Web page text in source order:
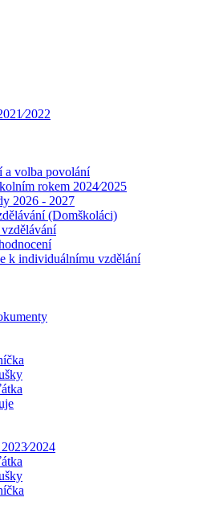
a volba povolání
rokem 2024⁄2025
2026 - 2027
(Domškoláci)
k individuálnímu vzdělání